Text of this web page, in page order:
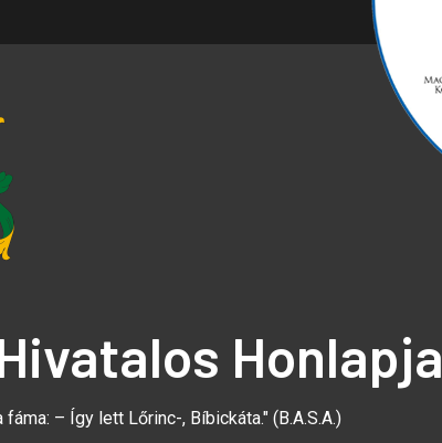
Honlapja
– Így lett Lőrinc-, Bíbickáta." (B.A.S.A.)